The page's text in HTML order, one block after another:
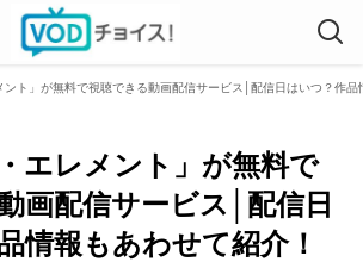
ント」が無料で視聴できる動画配信サービス│配信日はいつ？作品
エレメント」が無料で
画配信サービス│配信日
情報もあわせて紹介！